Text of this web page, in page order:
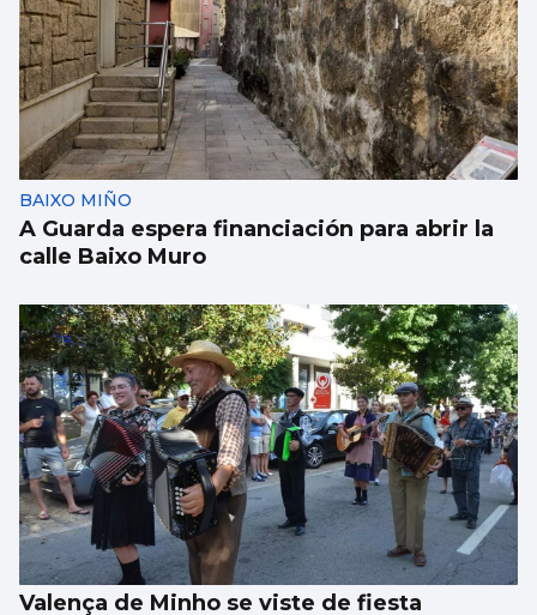
BAIXO MIÑO
A Guarda espera financiación para abrir la
calle Baixo Muro
Valença de Minho se viste de fiesta